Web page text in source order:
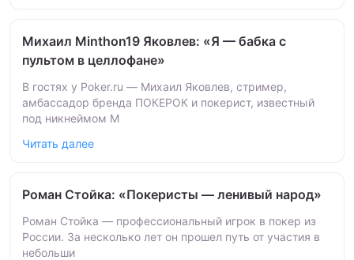
Михаил Minthon19 Яковлев: «Я — бабка с
пультом в целлофане»
В гостях у Poker.ru — Михаил Яковлев, стример,
амбассадор бренда ПОКЕРОК и покерист, известный
под никнеймом M
Читать далее
Роман Стойка: «Покеристы — ленивый народ»
Роман Стойка — профессиональный игрок в покер из
России. За несколько лет он прошел путь от участия в
небольши